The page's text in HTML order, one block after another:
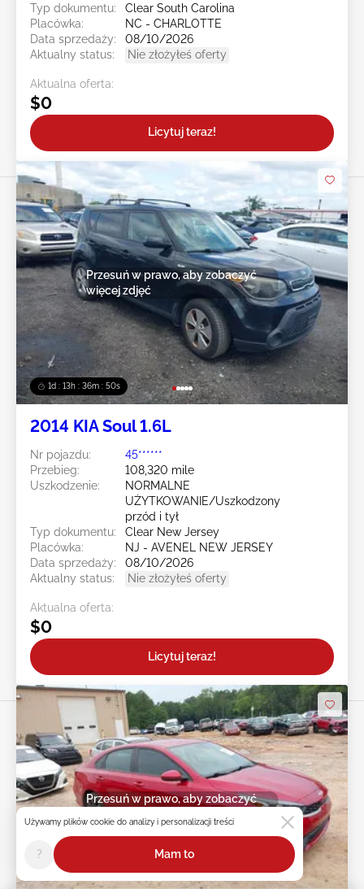
Typ dokumentu:
Clear South Carolina
Placówka:
NC - CHARLOTTE
Data sprzedaży:
08/10/2026
Aktualny status:
Nie złożyłeś oferty
Aktualna oferta:
$0
Licytuj teraz!
1d : 13h : 36m : 47s
Przesuń w prawo, aby zobaczyć
więcej zdjęć
2014 KIA Soul 1.6L
Nr pojazdu:
45******
Przebieg:
108,320 mile
Uszkodzenie:
NORMALNE
UŻYTKOWANIE/Uszkodzony
przód i tył
Typ dokumentu:
Clear New Jersey
Placówka:
NJ - AVENEL NEW JERSEY
Data sprzedaży:
08/10/2026
Aktualny status:
Nie złożyłeś oferty
Aktualna oferta:
$0
Licytuj teraz!
Przesuń w prawo, aby zobaczyć
Używamy plików cookie do analizy i personalizacji treści
? Mam to